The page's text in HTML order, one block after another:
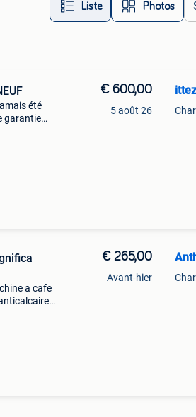
Liste Photos
été
garantie
€ 600,00
5 août 26
ittez
a cafe
€ 265,00
Avant-hier